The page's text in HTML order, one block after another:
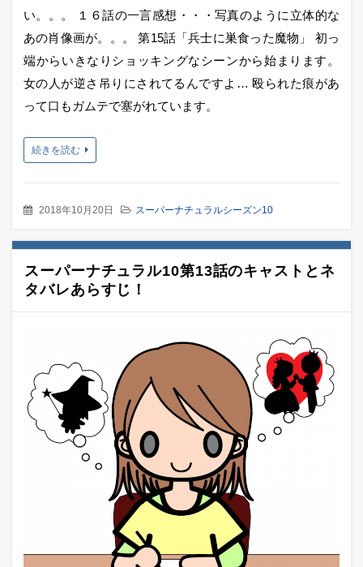
い。。。 １６話の一言感想・・・写真のように立体的な
あの肖像画が。。。 第15話「兵士に巣食った魔物」 初っ
端からいきなりショッキングなシーンから始まります。
女の人が逆さ吊りにされてるんですよ… 殴られた痕があ
って口もガムテで塞がれています。
続きを読む
2018年10月20日 スーパーナチュラルシーズン10
スーパーナチュラル10第13話のキャストとネ
タバレあらすじ！